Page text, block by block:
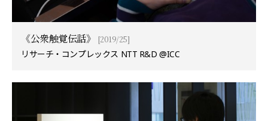
《公衆触覚伝話》
[2019/25]
リサーチ・コンプレックス NTT R&D @ICC